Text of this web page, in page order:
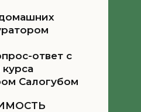
ответ с
Салогубом